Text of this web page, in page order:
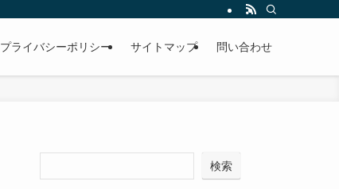
プライバシーポリシー サイトマップ 問い合わせ
検索